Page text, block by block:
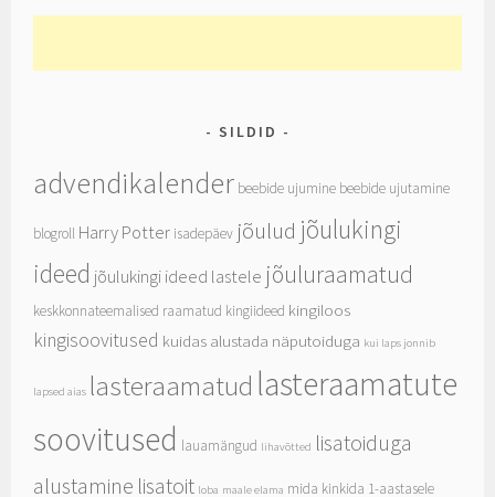
SILDID
advendikalender beebide ujumine beebide ujutamine
blogroll Harry Potter isadepäev jõulud jõulukingi
ideed jõulukingi ideed lastele jõuluraamatud
keskkonnateemalised raamatud kingiideed kingiloos
kingisoovitused kuidas alustada näputoiduga kui laps jonnib
lapsed aias lasteraamatud lasteraamatute
soovitused lauamängud lihavõtted lisatoiduga
alustamine lisatoit loba maale elama mida kinkida 1-aastasele